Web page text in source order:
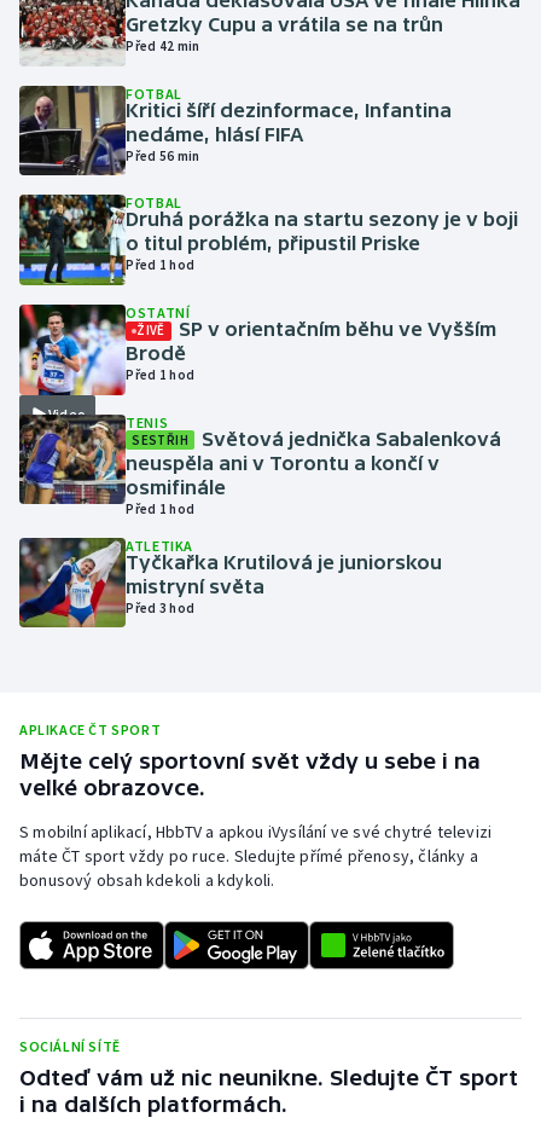
Gymnastika
Házená
Jezdectví
Judo
Krasobruslení
Lyže a snowboard
Moderní pětiboj
Motorsport
Parasport
Ragby
Rychlobruslení
Rychlostní kanoistika
Short track
Stolní tenis
Triatlon
Gretzky Cupu a vrátila se na trůn
Před 42 min
FOTBAL
Kritici šíří dezinformace, Infantina
nedáme, hlásí FIFA
Před 56 min
FOTBAL
Druhá porážka na startu sezony je v boji
o titul problém, připustil Priske
Před 1 hod
Video
OSTATNÍ
ŽIVĚ
SP v orientačním běhu ve Vyšším
Brodě
Před 1 hod
TENIS
SESTŘIH
Světová jednička Sabalenková
neuspěla ani v Torontu a končí v
osmifinále
Před 1 hod
ATLETIKA
Tyčkařka Krutilová je juniorskou
mistryní světa
Před 3 hod
APLIKACE ČT SPORT
Mějte celý sportovní svět vždy u sebe i na
velké obrazovce.
S mobilní aplikací, HbbTV a apkou iVysílání ve své chytré televizi
máte ČT sport vždy po ruce. Sledujte přímé přenosy, články a
bonusový obsah kdekoli a kdykoli.
SOCIÁLNÍ SÍTĚ
Odteď vám už nic neunikne. Sledujte ČT sport
i na dalších platformách.